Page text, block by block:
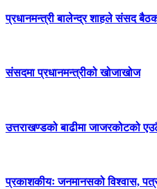
प्रधानमन्त्री बालेन्द्र शाहले संसद
संसदमा प्रधानमन्त्रीको खोजाखोज
उत्तराखण्डको बाढीमा जाजरकोटको
प्रकाशकीयः जनमानसको विश्वास,